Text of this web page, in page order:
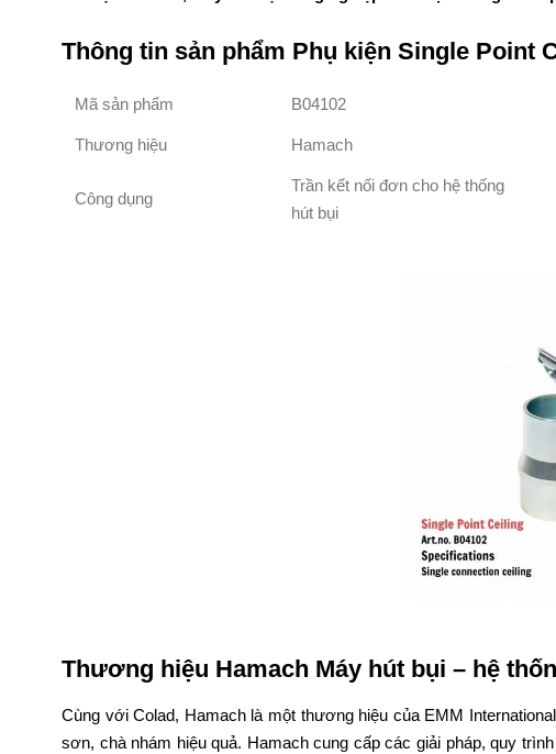
Thông tin sản phẩm Phụ kiện Single Point
Mã sản phẩm B04102
Thương hiệu Hamach
Công dụng
Trần kết nối đơn cho hệ thống
hút bụi
Thương hiệu Hamach Máy hút bụi – hệ
Cùng với Colad, Hamach là một thương hiệu của EMM
sơn, chà nhám hiệu quả. Hamach cung cấp các giải pháp, quy